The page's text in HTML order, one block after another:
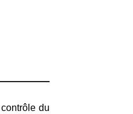
du